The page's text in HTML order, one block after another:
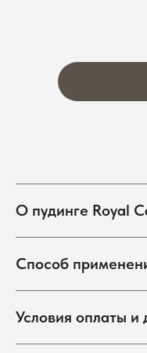
О пудинге Royal
Способ
Условия оплаты и
ГЛАВНАЯ ПРОЦЕДУРЫ
Записаться
Онлайн-